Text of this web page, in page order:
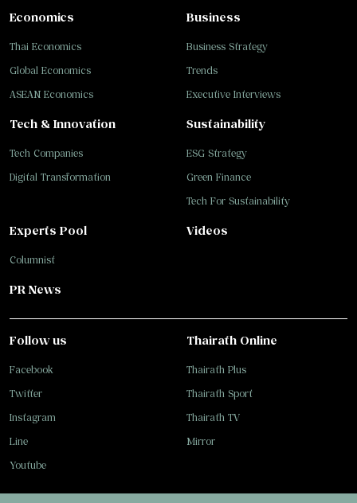
Business
Business Strategy
Trends
Executive Interviews
Tech & Innovation
Tech Companies
Digital Transformation
Sustainability
ESG Strategy
Green Finance
Tech For Sustainability
Economics
Thai Economics
Global Economics
ASEAN Economics
Experts Pool
Columnist
Videos
PR News
Follow us
Facebook
Twitter
Instagram
Line
Youtube
Thairath Online
Thairath Plus
Thairath Sport
Thairath TV
Mirror